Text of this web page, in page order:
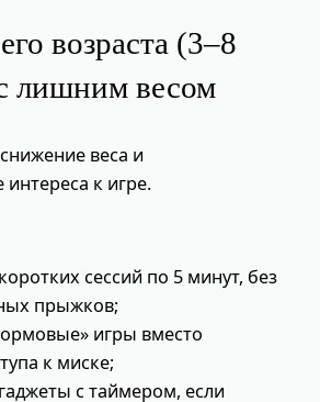
возраста (3–8
лишним весом
веса и
интереса к игре.
сессий по 5 минут, без
прыжков;
игры вместо
к миске;
с таймером, если